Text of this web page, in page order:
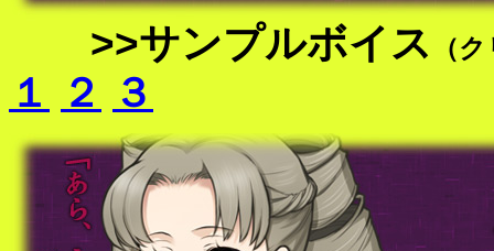
>>サンプルボイス （
１ ２ ３